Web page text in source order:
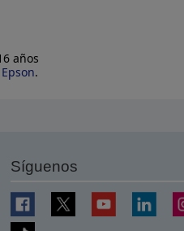
años
.
Síguenos